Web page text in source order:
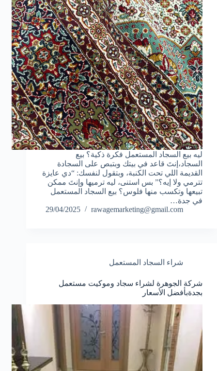
ليه بيع السجاد المستعمل فكرة ذكية؟ بيع
السجاد،إنتَ قاعد في بيتك وبتبص على السجادة
القديمة اللي تحت الكنبة، وبتقول لنفسك: “دي عايزة
تترمي ولا إيه؟” بس استنى، ليه ترميها وإنتَ ممكن
تبيعها وتكسب منها فلوس؟ بيع السجاد المستعمل
في جدة…
rawagemarketing@gmail.com
29/04/2025
شراء السجاد المستعمل
شركة الجوهرة لشراء سجاد وموكيت مستعمل
بجدةبأفضل الأسعار